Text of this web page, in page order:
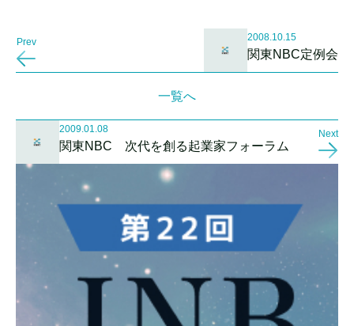
Prev 2008.10.15
関東NBC定例会
一覧へ
2009.01.08
関東NBC 次代を創る起業家フォーラム
Next